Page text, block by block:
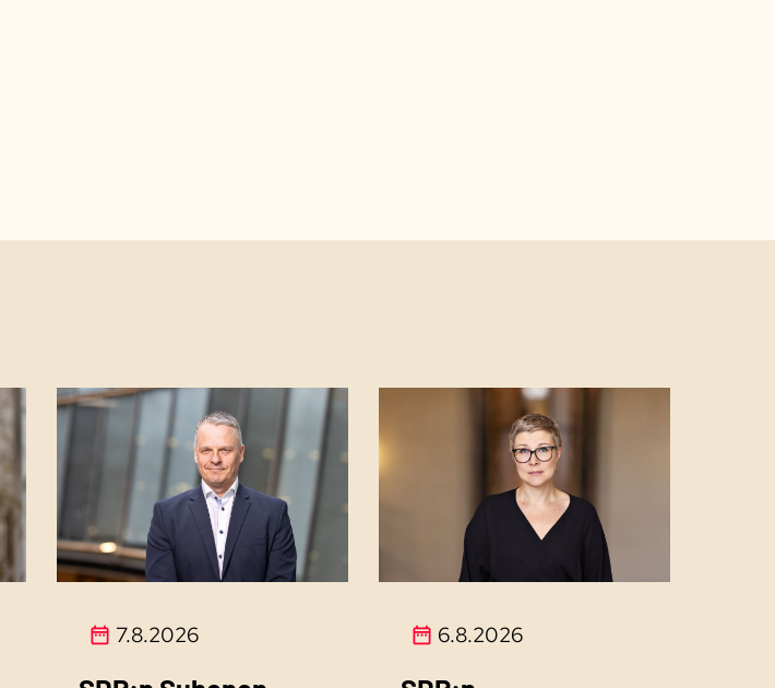
7.8.2026 6.8.2026